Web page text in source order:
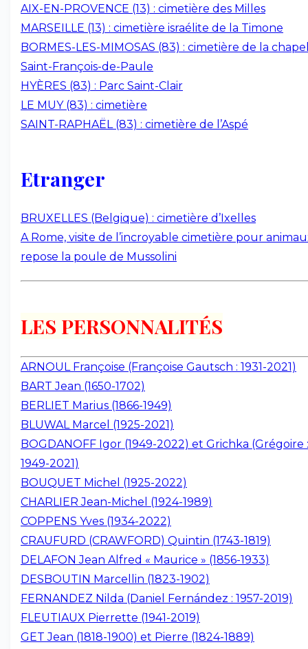
AIX-EN-PROVENCE (13) : cimetière des Milles
MARSEILLE (13) : cimetière israélite de la Timone
BORMES-LES-MIMOSAS (83) : cimetière de la
Saint-François-de-Paule
HYÈRES (83) : Parc Saint-Clair
LE MUY (83) : cimetière
SAINT-RAPHAËL (83) : cimetière de l’Aspé
Etranger
BRUXELLES (Belgique) : cimetière d’Ixelles
A Rome, visite de l’incroyable cimetière pour
repose la poule de Mussolini
LES PERSONNALITÉS
ARNOUL Françoise (Françoise Gautsch : 1931-2021)
BART Jean (1650-1702)
BERLIET Marius (1866-1949)
BLUWAL Marcel (1925-2021)
BOGDANOFF Igor (1949-2022) et Grichka (Grégoire :
1949-2021)
BOUQUET Michel (1925-2022)
CHARLIER Jean-Michel (1924-1989)
COPPENS Yves (1934-2022)
CRAUFURD (CRAWFORD) Quintin (1743-1819)
DELAFON Jean Alfred « Maurice » (1856-1933)
DESBOUTIN Marcellin (1823-1902)
FERNANDEZ Nilda (Daniel Fernández : 1957-2019)
FLEUTIAUX Pierrette (1941-2019)
GET Jean (1818-1900) et Pierre (1824-1889)